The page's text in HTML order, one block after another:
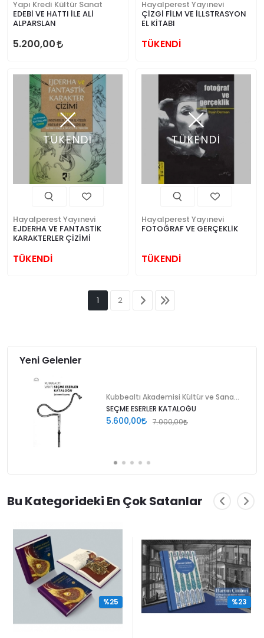
Yapı Kredi Kültür Sanat
EDEBİ VE HATTI İLE ALİ
ALPARSLAN
5.200,00
Hayalperest Yayınevi
ÇİZGİ FİLM VE İLLSTRASYON
EL KİTABI
TÜKENDİ
TÜKENDİ
Hayalperest Yayınevi
EJDERHA VE FANTASTİK
KARAKTERLER ÇİZİMİ
TÜKENDİ
TÜKENDİ
Hayalperest Yayınevi
FOTOĞRAF VE GERÇEKLİK
TÜKENDİ
1 2
Yeni Gelenler
SEÇME ESERLER KATALOĞU
5.600,00 7.000,00
Bu Kategorideki En Çok Satanlar
%25 %23